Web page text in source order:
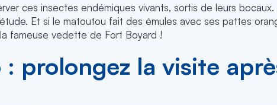
ces insectes endémiques vivants, sortis de leurs
Et si le matoutou fait des émules avec ses pattes
fameuse vedette de Fort Boyard !
prolongez la visite